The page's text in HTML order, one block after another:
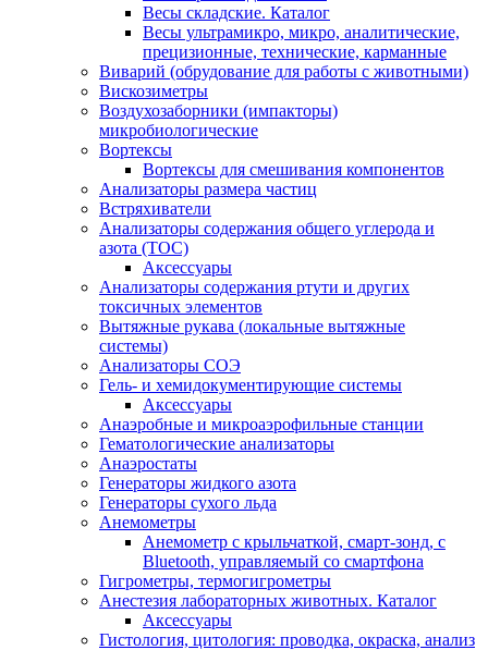
Весы складские. Каталог
Весы ультрамикро, микро, аналитические,
прецизионные, технические, карманные
Виварий (обрудование для работы с животными)
Вискозиметры
Воздухозаборники (импакторы)
микробиологические
Вортексы
Вортексы для смешивания компонентов
Анализаторы размера частиц
Встряхиватели
Анализаторы содержания общего углерода и
азота (ТОС)
Аксессуары
Анализаторы содержания ртути и других
токсичных элементов
Вытяжные рукава (локальные вытяжные
системы)
Анализаторы СОЭ
Гель- и хемидокументирующие системы
Аксессуары
Анаэробные и микроаэрофильные станции
Гематологические анализаторы
Анаэростаты
Генераторы жидкого азота
Генераторы сухого льда
Анемометры
Анемометр с крыльчаткой, смарт-зонд, с
Bluetooth, управляемый со смартфона
Гигрометры, термогигрометры
Анестезия лабораторных животных. Каталог
Аксессуары
Гистология, цитология: проводка, окраска, анализ